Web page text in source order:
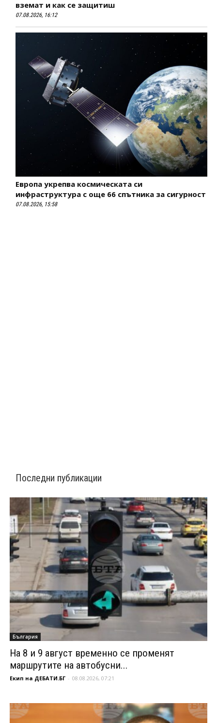
вземат и как се защитиш
07.08.2026, 16:12
Европа укрепва космическата си
инфраструктура с още 66 спътника за сигурност
07.08.2026, 15:58
Последни публикации
България
На 8 и 9 август временно се променят
маршрутите на автобусни...
Екип на ДЕБАТИ.БГ - 08.08.2026, 07:21